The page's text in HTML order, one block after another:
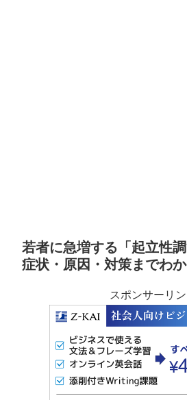
若者に急増する「起立性
症状・原因・対策までわ
スポンサーリン